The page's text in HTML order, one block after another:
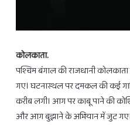
कोलकाता.
पश्चिम बंगाल की राजधानी
गए। घटनास्थल पर दमकल की कई
करीब लगी। आग पर काबू पाने की
और आग बुझाने के अभियान में जुट